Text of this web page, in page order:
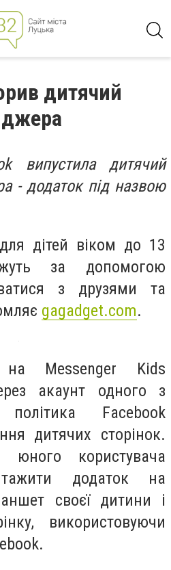
дитячий
випустила дитячий
- додаток під назвою
дітей віком до 13
за допомогою
з друзями та
gagadget.com.
на Messenger Kids
акаунт одного з
Facebook
дитячих сторінок.
користувача
додаток на
своєї дитини і
використовуючи